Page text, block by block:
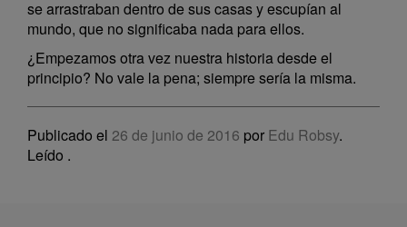
se arrastraban dentro de sus casas y escupían al
mundo, que no significaba nada para ellos.
¿Empezamos otra vez nuestra historia desde el
principio? No vale la pena; siempre sería la misma.
Publicado el 26 de junio de 2016 por Edu Robsy.
Leído .